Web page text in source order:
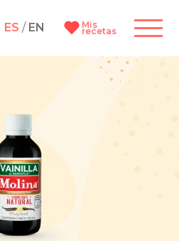
ES / EN Mis
recetas